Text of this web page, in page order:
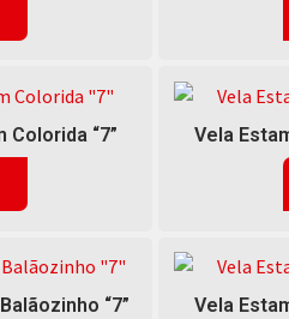
Colorida “7” Vela
“7” Vela